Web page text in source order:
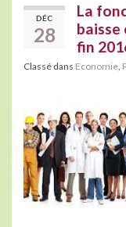
DÉC
28
La
baisse
fin
Classé dans Economie